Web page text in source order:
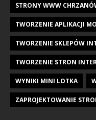
STRONY WWW
TWORZENIE APLIKACJI
TWORZENIE SKLEPÓW
TWORZENIE STRON
WYNIKI MINI LOTKA
ZAPROJEKTOWANIE